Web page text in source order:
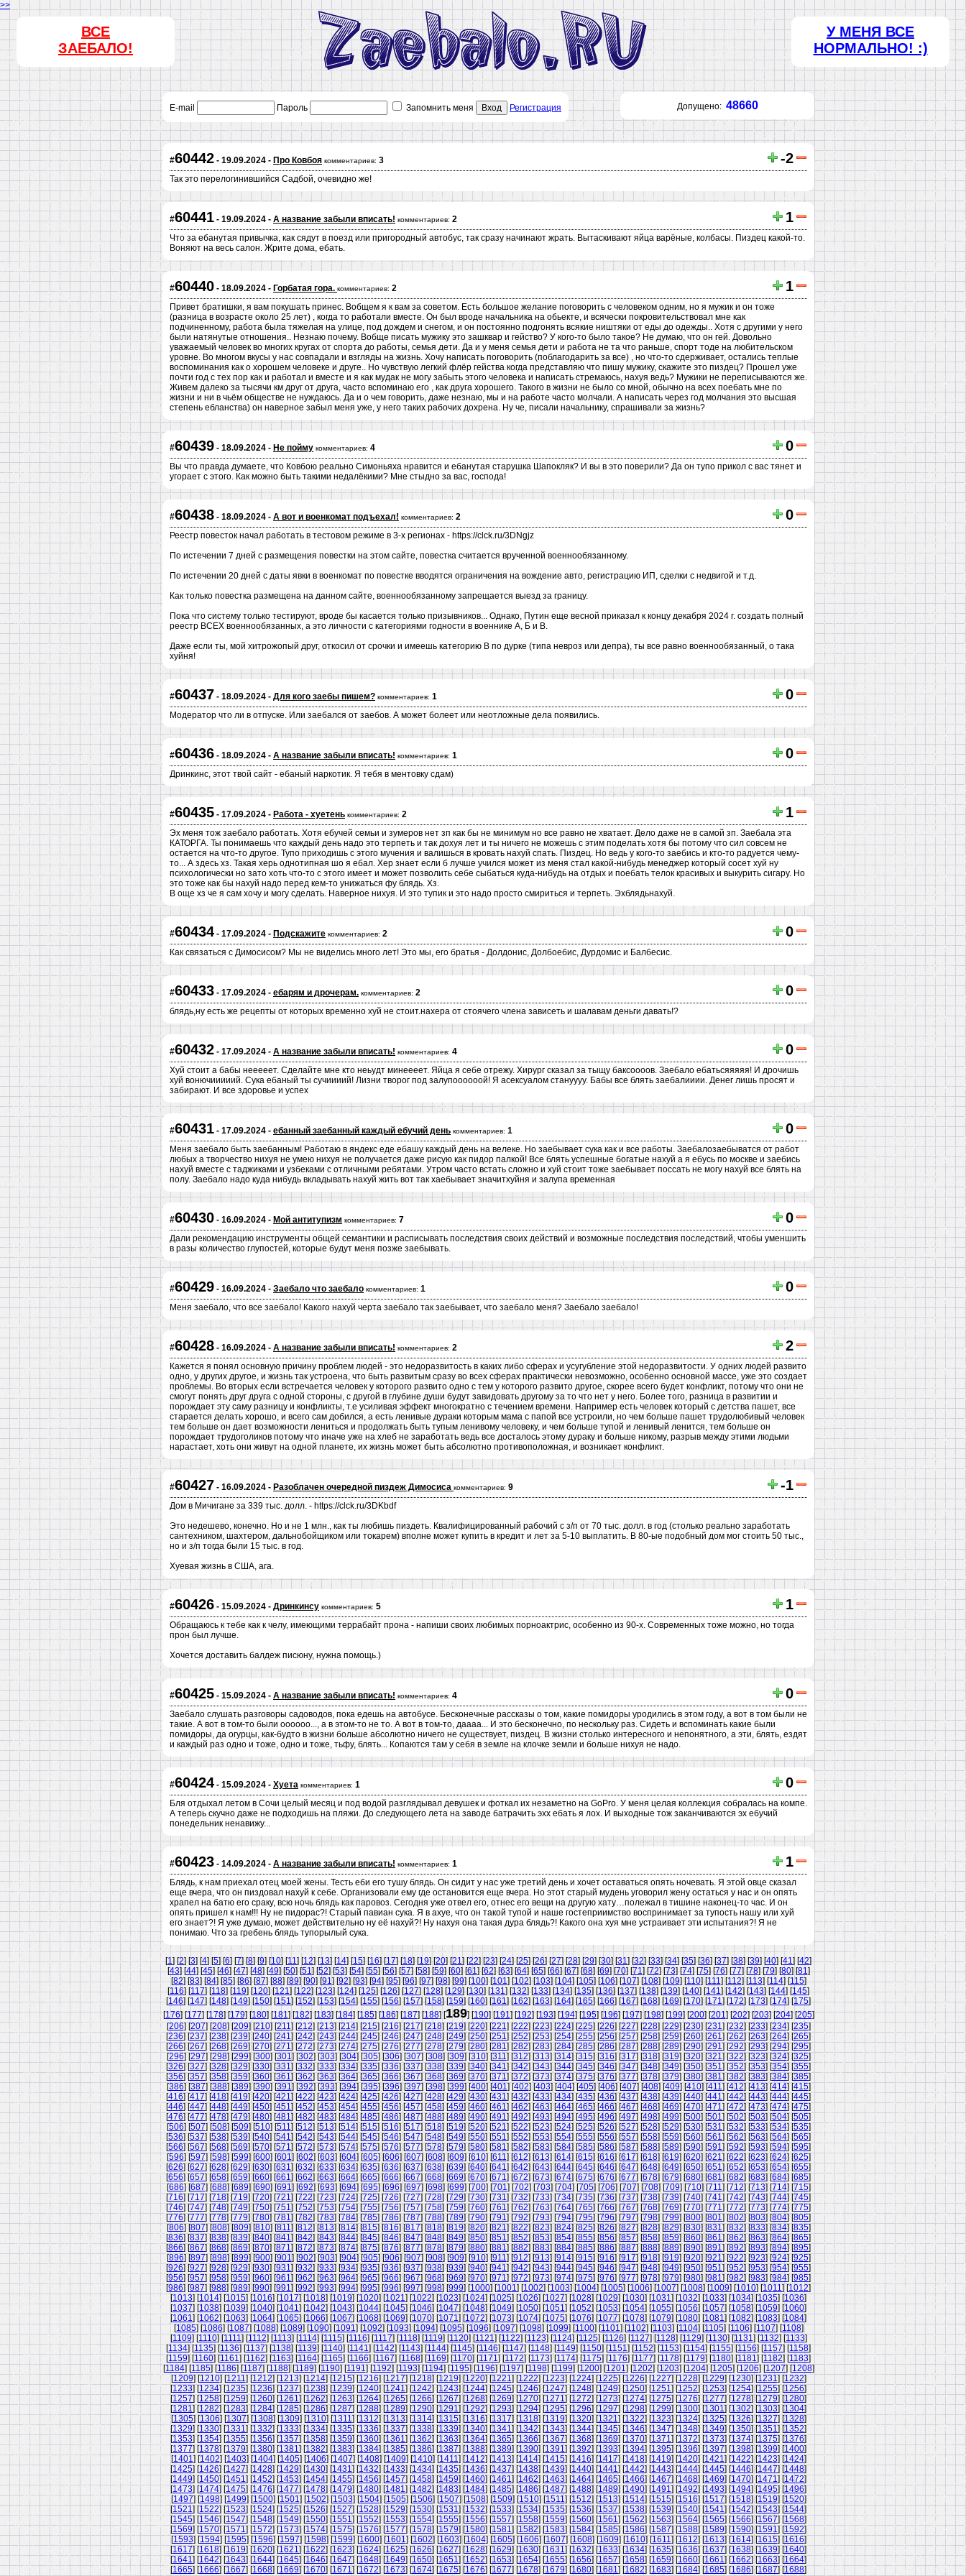
>>
ВСЕ
ЗАЕБАЛО!
У МЕНЯ ВСЕ
НОРМАЛЬНО! :)
E-mail Пароль Запомнить меня Вход Регистрация Допущено: 48660
#60442 - 19.09.2024 - Про Ковбоя комментариев: 3 -2
Так это перелогинившийся Садбой, очевидно же!
#60441 - 19.09.2024 - А название забыли вписать! комментариев: 2 1
Что за ебанутая привычка, как сядут в поезд или пригородный автобус, так сразу начинают жрать. Вытаскивают яйца варёные, колбасы. Пиздец какой-то.
Воняют на весь салон. Жрите дома, ебать.
#60440 - 18.09.2024 - Горбатая гора. комментариев: 2 1
Привет братишки, я вам покушать принес. Вобщем я к вам за советом. Есть большое желание поговорить с человеком одним, но я мужик и он тоже
(разница в возрасте около 25 лет) , когда то работали вместе. Он был вроде начальника на обьекте, и всячески покровительствовал мне как
подчиненному, работа была тяжелая на улице, под дождем и снегом, и он постоянно подгонять всякие ништяки от еды до одежды.. Хотя с другими у него
были натянутые отношения.. Незнаю почему. Вобще писать мужику это зашквар и гейство? У кого-то было такое? Не думаю, что он гей. Довольно
уважаемый человек во многих кругах от спорта до работы, семья дети. Да и у меня семья дети и работа не та что раньше, спорт тоде на любительском
уровне. Во многом вкусы у нас совпадали и взгляды на жизнь. Хочу написать поговорить (поблагодарить за все) , но что-то сдерживает, остались теплые
воспоминания как о хорошем человеке и друге.. Но чувствую легкий флёр гейства когда представляю что пишу мужику, скажите это пиздец? Прошел уже
почти год с тех пор как и работал и вместе и я как мудак не могу забыть этого человека и написать стремаюсь, нахуя ведь? Мужики не переписываются же.
Живем далеко за тысячи км друг от друга, часто вспоминаю его , как друга хорошего. Такого в жизни не было со мной, обычно на всех поебать мне по
жизни и ни в чьëм обществе не нуждаюсь. Да и о чем говорить, даже незнаю, мы и на работе часто молчали. А написать через год молчания это высшая
степень ебланства) он наверное забыл меня уже, у него таких рабочих дохрена. Ну че, писали начальнику, спрашивали за жизнь?
#60439 - 18.09.2024 - Не пойму комментариев: 4 0
Вы что правда думаете, что Ковбою реально Симоньяха нравится и ебанутая старушка Шапокляк? И вы в это поверили? Да он тупо прикол с вас тянет и
угорает с этого. Как можно быть такими недалёкими? Мне стыдно за вас, господа!
#60438 - 18.09.2024 - А вот и военкомат подъехал! комментариев: 2 0
Реестр повесток начал работать в тестовом режиме в 3-х регионах - https://clck.ru/3DNgjz
По истечении 7 дней с размещения повестки на этом сайте, повестка считается врученной военнообязанному.
По истечении 20 дней с даты явки в военкомат по повестке вводятся ограничения на вождение авто, регистрацию ИП, сделки с недвигой и т.д.
Как только повестка размещена на данном сайте, военнообязанному запрещается выезд за границу.
Пока что систему только тестируют, вроде бы касается только призывников... Однако, Путин еще весной приказал к концу декабря 2024 г. создать полный
реестр ВСЕХ военнообязанных, а это личности с категориями годности в военнике А, Б и В.
Даже если ты, мой хитрожопый друг, откосил от срочки и имеешь категорию В по дурке (типа невроз или депра), ты все равно военнообязанный, о така
хуйня!
#60437 - 18.09.2024 - Для кого заебы пишем? комментариев: 1 0
Модератор что ли в отпуске. Или заебался от заебов. А может болеет или неотложные дела появились.
#60436 - 18.09.2024 - А название забыли вписать! комментариев: 1 0
Дринкинс, этот твой сайт - ебаный наркотик. Я тебя в ментовку сдам)
#60435 - 17.09.2024 - Работа - хуетень комментариев: 2 1
Эх меня тож заебало работать. Хотя ебучей семьи и зумеров нет зп как бы не минимум но все равно не хватает. Дело даже не в самой зп. Заебала эта
КАТОРГА. Ты понимаешь что каждый день надо это терпеть и так дохуя лет и ты ничего не можешь с этим поделать хотя бы потому что сил совсем не
остается на что-то другое. Тупо приходишь с этого мучения и валишься в кровать нахуй спать. Пиздец. Но ведь у кого-то заебись и кто-то радуется чему-
то... А здесь хз. Такая херь однотипная шо я ебал. Хер знает если б лучше учился может из меня стал какой-нибудь менеджер который сосет хуй ну
психологически но зато хоть что-то с этого имеет и может позволить себе сыбаться куда-нибудь на отдых и поебать телок красивых и выкурить сигару. Но
это тоже как бы нахуй надо перед кем-то унижаться фу блядь. Хз.
В още хз че я сам хочу и могу сделать. Наверное нихуя. И это тупик и это надо просто смириться и терпеть. Эхблядьнахуй.
#60434 - 17.09.2024 - Подскажите комментариев: 2 0
Как связаться с Димосисом? Мы не виделись много лет! Это мы, его братья - Долдонис, Долбоебис, Дурдомис и Балбесис.
#60433 - 17.09.2024 - ебарям и дрочерам. комментариев: 2 0
блядь,ну есть же рецепты от которых временно хуй не стоит.нахера от стоячего члена зависеть и шалавам деньги давать!?
#60432 - 17.09.2024 - А название забыли вписать! комментариев: 4 0
Хуй стоит а бабы нееееет. Сделайте мне кто неьудт минеееет. Яйца я себе отрежу. Хирург сказал за тыщу баксоооов. Заебало ебатьсяяяяя! И дрочишь
хуй вонючииииий. Сука ебаный ты сучиииий! Лизни творог под залупоооооой! Я асексуалом стануууу. Бабы все блять заебалииии. Денег лишь просят и
забирают. И все здоровье и успех
#60431 - 17.09.2024 - ебанный заебанный каждый ебучий день комментариев: 1 0
Меня заебало быть заебанным! Работаю в яндекс еде ебашу каждый день на велеке. Но заебывает сука как и все работы. Заебалозаебыватся от работ
любых а творчество нихуя не умею нихуя не получается даже рисую как пидор палкой! Все блять успешные богатые нахуй а я ебусь по москве и заебись
нахуй вместе с таджиками и узбеками с отличными ребятами. Утром часто встать сложно и хуй стоит тоже заебывает поссать не могу нахуй все блять на
полу. Заебало надо куда нибудь вкладывать нахуй жить вот так хаебывает значитхуйня и залупа временная
#60430 - 16.09.2024 - Мой антитупизм комментариев: 7 0
Дали рекомендацию инструменты общей семантики и расписывать последствия своих действий и возможные последствия последствий, чтобы уменшить
в разы количество глупостей, которые будут меня позже заебывать.
#60429 - 16.09.2024 - Заебало что заебало комментариев: 1 0
Меня заебало, что все заебало! Какого нахуй черта заебало так заебывает, что заебало меня? Заебало заебало!
#60428 - 16.09.2024 - А название забыли вписать! комментариев: 2 2
Кажется я понял основную причину проблем людей - это недоразвитость в каких либо сферах и усугубление этой недоразвитости. У одних людей развито
одно, у других другое, и жизнь так устроена, что быть развитым сразу во всех сферах практически невозможно, особенно основной массе, уже это создает
проблемы. Во вторых если встречается человек у которого развито одно с тем у которого развито другое, скорее всего будет конфликт, потому что они не
смогут понять друг друга с одной стороны, с другой в глубине души будут завидовать другому за то что нет у него. Более того, разница в развитии и
порождает эту саму разницу и конфликты, т.е усиливая эффект многократно с течением времени. Например есть человек который с детства пашет, все
старается делать хорошо, и всего сам добился, а есть ленивые дураки которым мама с папой все устроили, но чем больше пашет трудолюбивый человек
тем больше он дает возможности лениться и продолжать быть тупым ленивому человеку, и чем больше тупой и ленивый ленится, тем больше он
порождает трудоголиков потому что иначе уже на хлеб не заработать ведь все досталось этому дураку и больше никому, разрыв между этими людьми
нарастает, хоть они живут на одной планете, их жизнь может быть абсолютно противоположная, и возникает конфликт.
#60427 - 16.09.2024 - Разоблачен очередной пиздеж Димосиса комментариев: 9 -1
Дом в Мичигане за 339 тыс. долл. - https://clck.ru/3DKbdf
Это недешево, конечно. Но и не 1 млн., как ты любишь пиздеть. Квалифицированный рабочий с з/п от 70 тыс. долл. в год (столько реально заработать
сантехником, шахтером, дальнобойщиком или токарем) вполне может купить в кредит и лет за 5-10 выплатить. В 80-ые подобный дом мог стоить 50 тыс.,
но и з/п тогда были 15 тыс. в год.
Хуевая жизнь в США, ага.
#60426 - 15.09.2024 - Дринкинсу комментариев: 5 1
Обращаюсь к тебе как к челу, имеющими террабайт прона - напиши своих любимых порноактрис, особенно из 90-х. Современных тоже можно, но тогда
прон был лучше.
Хочется доставить балдеж писюну, нужна помощь.)
#60425 - 15.09.2024 - А название забыли вписать! комментариев: 4 0
Заебало слушать разговоры садоводов, пока едешь на автобусе. Бесконечные рассказы о том, какие помидоры уродились в этом году, а вот в том были не
такие. А вот в том-то были оооооо..., а в этом-то не то. А вот в том-то, даааа... И это бесконечно, по нескольку раз. Сидеть и вспоминать какие были
помидоры, да огурцы, как-будто в жизни больше абсолютно ничего не существует, пиздец. В жизни столько интересного и непонятного, а эти, блять, ездят
и каждый раз одно и тоже, одно и тоже, тьфу, блять... Копаются там у себя в земле на клочке земли и больше нихуя не надо.
#60424 - 15.09.2024 - Хуета комментариев: 1 0
Бля отдыхал летом в Сочи целый месяц и под водой разглядывал девушек и фоткал их незаметно на GoPro. У меня целая коллекция собралась на компе.
А теперь скучно даже не подходишь на пляжи. До следующего лета на заводе батрачить эхх ебать я лох. И выходные тож заканчиваются эх ебучий
понедельник ненавижу...
#60423 - 14.09.2024 - А название забыли вписать! комментариев: 1 1
Блядь, к нам приехал отец моей жены. Тесть еби его тушу блядь. Он сидит у нас уже третий день и хочет оставаться опять ночевать. Я этой овце сказал
еще вчера, что он пиздовал нахуй к себе. Организовали ему где остановится еще вчера. Но этот старый мудень уговорил жену остаться у нас и он опять
храпел на батю его сраку, всю ночь блядь как паровоз. Сегодня уже отвел его, отнес его вещи на другую хату…полежал в тишине наконец-то час. И он
опять пришел к нам!!! Ну не пидорас?! Старый павиан сука. Я в ахуе, что он такой тупой и наше гостеприимство воспринимает за тупость нашу или хуй
его знает?! Я уже думаю, может действительно ну её нахуй?! Ну нахуя она такая дура блядь?! Какого она хуя мне устраивает эти испытания?! Я не
понимаю. Что за гребень блядь тупорылый сука.
[1] [2] [3] [4] [5] [6] [7] [8] [9] [10] [11] [12] [13] [14] [15] [16] [17] [18] [19] [20] [21] [22] [23] [24] [25] [26] [27] [28] [29] [30] [31] [32] [33] [34] [35] [36] [37] [38] [39] [40] [41] [42]
[43] [44] [45] [46] [47] [48] [49] [50] [51] [52] [53] [54] [55] [56] [57] [58] [59] [60] [61] [62] [63] [64] [65] [66] [67] [68] [69] [70] [71] [72] [73] [74] [75] [76] [77] [78] [79] [80] [81]
[82] [83] [84] [85] [86] [87] [88] [89] [90] [91] [92] [93] [94] [95] [96] [97] [98] [99] [100] [101] [102] [103] [104] [105] [106] [107] [108] [109] [110] [111] [112] [113] [114] [115]
[116] [117] [118] [119] [120] [121] [122] [123] [124] [125] [126] [127] [128] [129] [130] [131] [132] [133] [134] [135] [136] [137] [138] [139] [140] [141] [142] [143] [144] [145]
[146] [147] [148] [149] [150] [151] [152] [153] [154] [155] [156] [157] [158] [159] [160] [161] [162] [163] [164] [165] [166] [167] [168] [169] [170] [171] [172] [173] [174] [175]
[176] [177] [178] [179] [180] [181] [182] [183] [184] [185] [186] [187] [188] [189] [190] [191] [192] [193] [194] [195] [196] [197] [198] [199] [200] [201] [202] [203] [204] [205]
[206] [207] [208] [209] [210] [211] [212] [213] [214] [215] [216] [217] [218] [219] [220] [221] [222] [223] [224] [225] [226] [227] [228] [229] [230] [231] [232] [233] [234] [235]
[236] [237] [238] [239] [240] [241] [242] [243] [244] [245] [246] [247] [248] [249] [250] [251] [252] [253] [254] [255] [256] [257] [258] [259] [260] [261] [262] [263] [264] [265]
[266] [267] [268] [269] [270] [271] [272] [273] [274] [275] [276] [277] [278] [279] [280] [281] [282] [283] [284] [285] [286] [287] [288] [289] [290] [291] [292] [293] [294] [295]
[296] [297] [298] [299] [300] [301] [302] [303] [304] [305] [306] [307] [308] [309] [310] [311] [312] [313] [314] [315] [316] [317] [318] [319] [320] [321] [322] [323] [324] [325]
[326] [327] [328] [329] [330] [331] [332] [333] [334] [335] [336] [337] [338] [339] [340] [341] [342] [343] [344] [345] [346] [347] [348] [349] [350] [351] [352] [353] [354] [355]
[356] [357] [358] [359] [360] [361] [362] [363] [364] [365] [366] [367] [368] [369] [370] [371] [372] [373] [374] [375] [376] [377] [378] [379] [380] [381] [382] [383] [384] [385]
[386] [387] [388] [389] [390] [391] [392] [393] [394] [395] [396] [397] [398] [399] [400] [401] [402] [403] [404] [405] [406] [407] [408] [409] [410] [411] [412] [413] [414] [415]
[416] [417] [418] [419] [420] [421] [422] [423] [424] [425] [426] [427] [428] [429] [430] [431] [432] [433] [434] [435] [436] [437] [438] [439] [440] [441] [442] [443] [444] [445]
[446] [447] [448] [449] [450] [451] [452] [453] [454] [455] [456] [457] [458] [459] [460] [461] [462] [463] [464] [465] [466] [467] [468] [469] [470] [471] [472] [473] [474] [475]
[476] [477] [478] [479] [480] [481] [482] [483] [484] [485] [486] [487] [488] [489] [490] [491] [492] [493] [494] [495] [496] [497] [498] [499] [500] [501] [502] [503] [504] [505]
[506] [507] [508] [509] [510] [511] [512] [513] [514] [515] [516] [517] [518] [519] [520] [521] [522] [523] [524] [525] [526] [527] [528] [529] [530] [531] [532] [533] [534] [535]
[536] [537] [538] [539] [540] [541] [542] [543] [544] [545] [546] [547] [548] [549] [550] [551] [552] [553] [554] [555] [556] [557] [558] [559] [560] [561] [562] [563] [564] [565]
[566] [567] [568] [569] [570] [571] [572] [573] [574] [575] [576] [577] [578] [579] [580] [581] [582] [583] [584] [585] [586] [587] [588] [589] [590] [591] [592] [593] [594] [595]
[596] [597] [598] [599] [600] [601] [602] [603] [604] [605] [606] [607] [608] [609] [610] [611] [612] [613] [614] [615] [616] [617] [618] [619] [620] [621] [622] [623] [624] [625]
[626] [627] [628] [629] [630] [631] [632] [633] [634] [635] [636] [637] [638] [639] [640] [641] [642] [643] [644] [645] [646] [647] [648] [649] [650] [651] [652] [653] [654] [655]
[656] [657] [658] [659] [660] [661] [662] [663] [664] [665] [666] [667] [668] [669] [670] [671] [672] [673] [674] [675] [676] [677] [678] [679] [680] [681] [682] [683] [684] [685]
[686] [687] [688] [689] [690] [691] [692] [693] [694] [695] [696] [697] [698] [699] [700] [701] [702] [703] [704] [705] [706] [707] [708] [709] [710] [711] [712] [713] [714] [715]
[716] [717] [718] [719] [720] [721] [722] [723] [724] [725] [726] [727] [728] [729] [730] [731] [732] [733] [734] [735] [736] [737] [738] [739] [740] [741] [742] [743] [744] [745]
[746] [747] [748] [749] [750] [751] [752] [753] [754] [755] [756] [757] [758] [759] [760] [761] [762] [763] [764] [765] [766] [767] [768] [769] [770] [771] [772] [773] [774] [775]
[776] [777] [778] [779] [780] [781] [782] [783] [784] [785] [786] [787] [788] [789] [790] [791] [792] [793] [794] [795] [796] [797] [798] [799] [800] [801] [802] [803] [804] [805]
[806] [807] [808] [809] [810] [811] [812] [813] [814] [815] [816] [817] [818] [819] [820] [821] [822] [823] [824] [825] [826] [827] [828] [829] [830] [831] [832] [833] [834] [835]
[836] [837] [838] [839] [840] [841] [842] [843] [844] [845] [846] [847] [848] [849] [850] [851] [852] [853] [854] [855] [856] [857] [858] [859] [860] [861] [862] [863] [864] [865]
[866] [867] [868] [869] [870] [871] [872] [873] [874] [875] [876] [877] [878] [879] [880] [881] [882] [883] [884] [885] [886] [887] [888] [889] [890] [891] [892] [893] [894] [895]
[896] [897] [898] [899] [900] [901] [902] [903] [904] [905] [906] [907] [908] [909] [910] [911] [912] [913] [914] [915] [916] [917] [918] [919] [920] [921] [922] [923] [924] [925]
[926] [927] [928] [929] [930] [931] [932] [933] [934] [935] [936] [937] [938] [939] [940] [941] [942] [943] [944] [945] [946] [947] [948] [949] [950] [951] [952] [953] [954] [955]
[956] [957] [958] [959] [960] [961] [962] [963] [964] [965] [966] [967] [968] [969] [970] [971] [972] [973] [974] [975] [976] [977] [978] [979] [980] [981] [982] [983] [984] [985]
[986] [987] [988] [989] [990] [991] [992] [993] [994] [995] [996] [997] [998] [999] [1000] [1001] [1002] [1003] [1004] [1005] [1006] [1007] [1008] [1009] [1010] [1011] [1012]
[1013] [1014] [1015] [1016] [1017] [1018] [1019] [1020] [1021] [1022] [1023] [1024] [1025] [1026] [1027] [1028] [1029] [1030] [1031] [1032] [1033] [1034] [1035] [1036]
[1037] [1038] [1039] [1040] [1041] [1042] [1043] [1044] [1045] [1046] [1047] [1048] [1049] [1050] [1051] [1052] [1053] [1054] [1055] [1056] [1057] [1058] [1059] [1060]
[1061] [1062] [1063] [1064] [1065] [1066] [1067] [1068] [1069] [1070] [1071] [1072] [1073] [1074] [1075] [1076] [1077] [1078] [1079] [1080] [1081] [1082] [1083] [1084]
[1085] [1086] [1087] [1088] [1089] [1090] [1091] [1092] [1093] [1094] [1095] [1096] [1097] [1098] [1099] [1100] [1101] [1102] [1103] [1104] [1105] [1106] [1107] [1108]
[1109] [1110] [1111] [1112] [1113] [1114] [1115] [1116] [1117] [1118] [1119] [1120] [1121] [1122] [1123] [1124] [1125] [1126] [1127] [1128] [1129] [1130] [1131] [1132] [1133]
[1134] [1135] [1136] [1137] [1138] [1139] [1140] [1141] [1142] [1143] [1144] [1145] [1146] [1147] [1148] [1149] [1150] [1151] [1152] [1153] [1154] [1155] [1156] [1157] [1158]
[1159] [1160] [1161] [1162] [1163] [1164] [1165] [1166] [1167] [1168] [1169] [1170] [1171] [1172] [1173] [1174] [1175] [1176] [1177] [1178] [1179] [1180] [1181] [1182] [1183]
[1184] [1185] [1186] [1187] [1188] [1189] [1190] [1191] [1192] [1193] [1194] [1195] [1196] [1197] [1198] [1199] [1200] [1201] [1202] [1203] [1204] [1205] [1206] [1207] [1208]
[1209] [1210] [1211] [1212] [1213] [1214] [1215] [1216] [1217] [1218] [1219] [1220] [1221] [1222] [1223] [1224] [1225] [1226] [1227] [1228] [1229] [1230] [1231] [1232]
[1233] [1234] [1235] [1236] [1237] [1238] [1239] [1240] [1241] [1242] [1243] [1244] [1245] [1246] [1247] [1248] [1249] [1250] [1251] [1252] [1253] [1254] [1255] [1256]
[1257] [1258] [1259] [1260] [1261] [1262] [1263] [1264] [1265] [1266] [1267] [1268] [1269] [1270] [1271] [1272] [1273] [1274] [1275] [1276] [1277] [1278] [1279] [1280]
[1281] [1282] [1283] [1284] [1285] [1286] [1287] [1288] [1289] [1290] [1291] [1292] [1293] [1294] [1295] [1296] [1297] [1298] [1299] [1300] [1301] [1302] [1303] [1304]
[1305] [1306] [1307] [1308] [1309] [1310] [1311] [1312] [1313] [1314] [1315] [1316] [1317] [1318] [1319] [1320] [1321] [1322] [1323] [1324] [1325] [1326] [1327] [1328]
[1329] [1330] [1331] [1332] [1333] [1334] [1335] [1336] [1337] [1338] [1339] [1340] [1341] [1342] [1343] [1344] [1345] [1346] [1347] [1348] [1349] [1350] [1351] [1352]
[1353] [1354] [1355] [1356] [1357] [1358] [1359] [1360] [1361] [1362] [1363] [1364] [1365] [1366] [1367] [1368] [1369] [1370] [1371] [1372] [1373] [1374] [1375] [1376]
[1377] [1378] [1379] [1380] [1381] [1382] [1383] [1384] [1385] [1386] [1387] [1388] [1389] [1390] [1391] [1392] [1393] [1394] [1395] [1396] [1397] [1398] [1399] [1400]
[1401] [1402] [1403] [1404] [1405] [1406] [1407] [1408] [1409] [1410] [1411] [1412] [1413] [1414] [1415] [1416] [1417] [1418] [1419] [1420] [1421] [1422] [1423] [1424]
[1425] [1426] [1427] [1428] [1429] [1430] [1431] [1432] [1433] [1434] [1435] [1436] [1437] [1438] [1439] [1440] [1441] [1442] [1443] [1444] [1445] [1446] [1447] [1448]
[1449] [1450] [1451] [1452] [1453] [1454] [1455] [1456] [1457] [1458] [1459] [1460] [1461] [1462] [1463] [1464] [1465] [1466] [1467] [1468] [1469] [1470] [1471] [1472]
[1473] [1474] [1475] [1476] [1477] [1478] [1479] [1480] [1481] [1482] [1483] [1484] [1485] [1486] [1487] [1488] [1489] [1490] [1491] [1492] [1493] [1494] [1495] [1496]
[1497] [1498] [1499] [1500] [1501] [1502] [1503] [1504] [1505] [1506] [1507] [1508] [1509] [1510] [1511] [1512] [1513] [1514] [1515] [1516] [1517] [1518] [1519] [1520]
[1521] [1522] [1523] [1524] [1525] [1526] [1527] [1528] [1529] [1530] [1531] [1532] [1533] [1534] [1535] [1536] [1537] [1538] [1539] [1540] [1541] [1542] [1543] [1544]
[1545] [1546] [1547] [1548] [1549] [1550] [1551] [1552] [1553] [1554] [1555] [1556] [1557] [1558] [1559] [1560] [1561] [1562] [1563] [1564] [1565] [1566] [1567] [1568]
[1569] [1570] [1571] [1572] [1573] [1574] [1575] [1576] [1577] [1578] [1579] [1580] [1581] [1582] [1583] [1584] [1585] [1586] [1587] [1588] [1589] [1590] [1591] [1592]
[1593] [1594] [1595] [1596] [1597] [1598] [1599] [1600] [1601] [1602] [1603] [1604] [1605] [1606] [1607] [1608] [1609] [1610] [1611] [1612] [1613] [1614] [1615] [1616]
[1617] [1618] [1619] [1620] [1621] [1622] [1623] [1624] [1625] [1626] [1627] [1628] [1629] [1630] [1631] [1632] [1633] [1634] [1635] [1636] [1637] [1638] [1639] [1640]
[1641] [1642] [1643] [1644] [1645] [1646] [1647] [1648] [1649] [1650] [1651] [1652] [1653] [1654] [1655] [1656] [1657] [1658] [1659] [1660] [1661] [1662] [1663] [1664]
[1665] [1666] [1667] [1668] [1669] [1670] [1671] [1672] [1673] [1674] [1675] [1676] [1677] [1678] [1679] [1680] [1681] [1682] [1683] [1684] [1685] [1686] [1687] [1688]